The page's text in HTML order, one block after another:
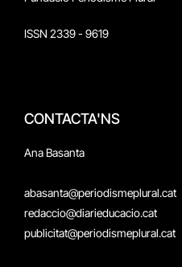
ISSN 2339 - 9619
CONTACTA'NS
Ana Basanta
abasanta@periodismeplural.cat
redaccio@diarieducacio.cat
publicitat@periodismeplural.cat